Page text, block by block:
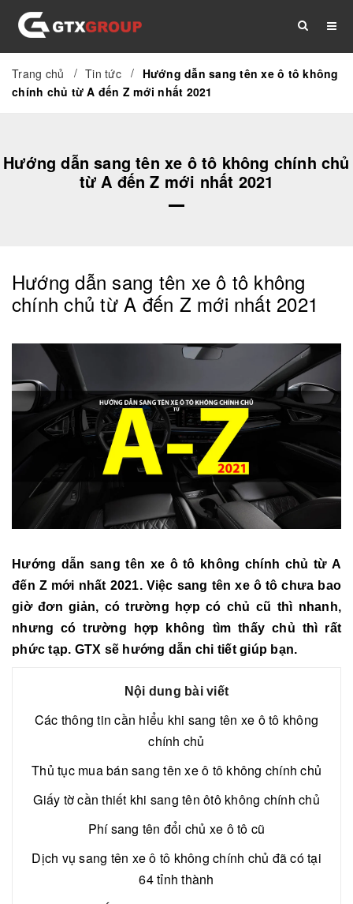
TRANG CHỦ GIỚI THIỆU DỊCH VỤ
Trang chủ / Tin tức / Hướng dẫn sang tên xe ô tô không
chính chủ từ A đến Z mới nhất 2021
Hướng dẫn sang tên xe ô tô không chính chủ
từ A đến Z mới nhất 2021
Hướng dẫn sang tên xe ô tô không
chính chủ từ A đến Z mới nhất 2021
Hướng dẫn sang tên xe ô tô không chính chủ từ A
đến Z mới nhất 2021. Việc sang tên xe ô tô chưa bao
giờ đơn giản, có trường hợp có chủ cũ thì nhanh,
nhưng có trường hợp không tìm thấy chủ thì rất
phức tạp. GTX sẽ hướng dẫn chi tiết giúp bạn.
Nội dung bài viết
Các thông tin cần hiểu khi sang tên xe ô tô không
chính chủ
Thủ tục mua bán sang tên xe ô tô không chính chủ
Giấy tờ cần thiết khi sang tên ôtô không chính chủ
Phí sang tên đổi chủ xe ô tô cũ
Dịch vụ sang tên xe ô tô không chính chủ đã có tại
64 tỉnh thành